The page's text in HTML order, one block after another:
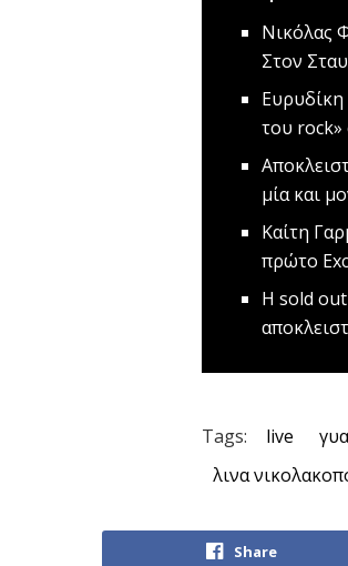
Νικόλας
Στον
του
μία και
Καίτη
πρώτο
Η sold
Tags: live
λινα
Share